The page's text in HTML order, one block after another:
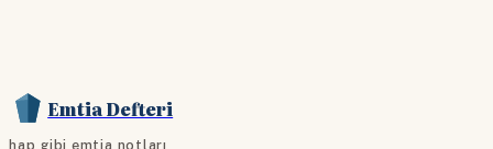
Emtia Defteri
hap gibi emtia notları